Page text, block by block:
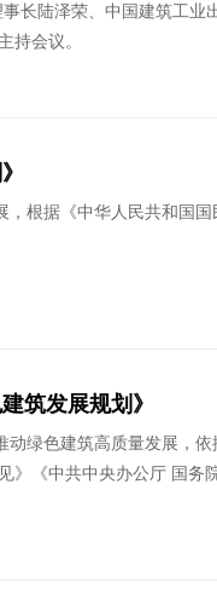
长陆泽荣、中国建筑工
持会议。
，根据《中华人民共和国
筑发展规划》
动绿色建筑高质量发展，
》《中共中央办公厅 国